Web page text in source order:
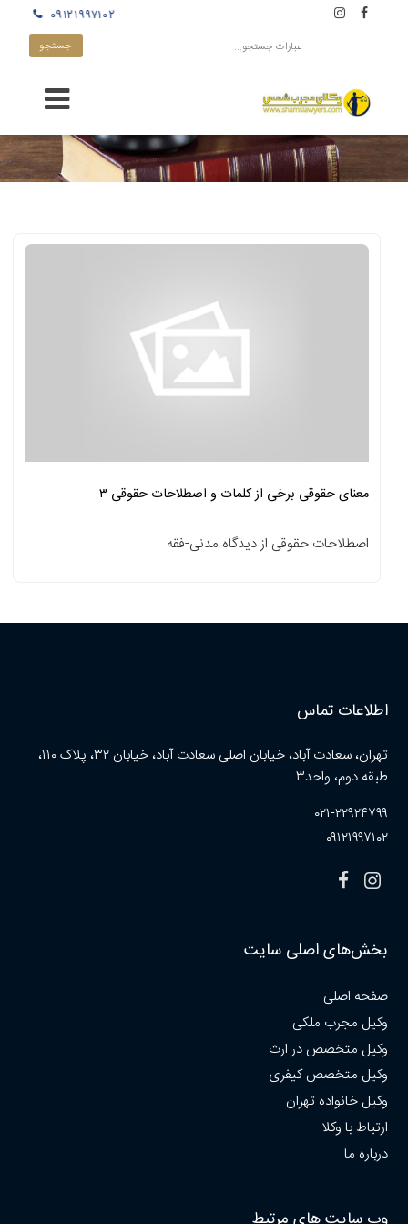
۰۹۱۲۱۹۹۷۱۰۲
معنای حقوقی برخی از کلمات و اصطلاحات حقوقی ۳
اصطلاحات حقوقی از دیدگاه مدنی-فقه
اطلاعات تماس
تهران، سعادت آباد، خیابان اصلی سعادت آباد، خیابان ۳۲، پلاک ۱۱۰،
طبقه دوم، واحد۳
۰۲۱-۲۲۹۲۴۷۹۹
۰۹۱۲۱۹۹۷۱۰۲
بخش‌های اصلی سایت
صفحه اصلی
وکیل مجرب ملکی
وکیل متخصص در ارث
وکیل متخصص کیفری
وکیل خانواده تهران
ارتباط با وکلا
درباره ما